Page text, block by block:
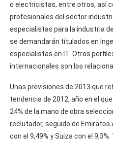
o electricistas, entre otros, así
profesionales del sector
especialistas para la industria
se demandarán titulados en
especialistas en IT. Otros
internacionales son los
Unas previsiones de 2013 que
tendencia de 2012, año en el
24% de la mano de obra
reclutador, seguido de Emiratos
con el 9,49% y Suiza con el